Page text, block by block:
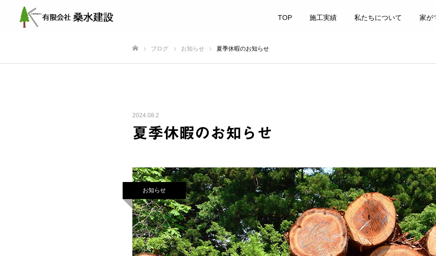
TOP 施工実績 私たちについて 家が
ブログ お知らせ 夏季休暇のお知らせ
2024.08.2
夏季休暇のお知らせ
お知らせ